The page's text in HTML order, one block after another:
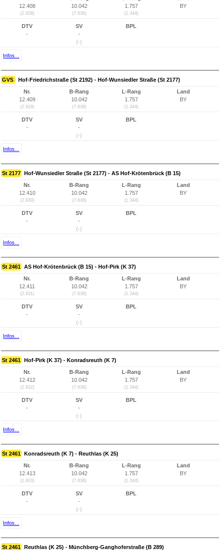
12.408
(2.928)
10.042
(7.638)
1.757
(1.344)
BY
DTV
-
SV
-
(-)
BPL
Infos...
GVS Hof-Friedrichstraße (St 2192) - Hof-Wunsiedler Straße (St 2177)
Nr.
12.409
(2.929)
B-Rang
10.042
(7.638)
L-Rang
1.757
(1.344)
Land
BY
DTV
-
SV
-
(-)
BPL
Infos...
St 2177 Hof-Wunsiedler Straße (St 2177) - AS Hof-Krötenbrück (B 15)
Nr.
12.410
(2.930)
B-Rang
10.042
(7.638)
L-Rang
1.757
(1.344)
Land
BY
DTV
-
SV
-
(-)
BPL
Infos...
St 2461 AS Hof-Krötenbrück (B 15) - Hof-Pirk (K 37)
Nr.
12.411
(2.931)
B-Rang
10.042
(7.638)
L-Rang
1.757
(1.344)
Land
BY
DTV
-
SV
-
(-)
BPL
Infos...
St 2461 Hof-Pirk (K 37) - Konradsreuth (K 7)
Nr.
12.412
(2.932)
B-Rang
10.042
(7.638)
L-Rang
1.757
(1.344)
Land
BY
DTV
-
SV
-
(-)
BPL
Infos...
St 2461 Konradsreuth (K 7) - Reuthlas (K 25)
Nr.
12.413
(2.933)
B-Rang
10.042
(7.638)
L-Rang
1.757
(1.344)
Land
BY
DTV
-
SV
-
(-)
BPL
Infos...
St 2461 Reuthlas (K 25) - Münchberg-Ganghoferstraße (B 289)